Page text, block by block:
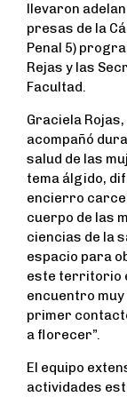
llevaron
presas de la
Penal 5)
Rejas y las
Facultad.
Graciela
acompañó
salud de las
tema álgido,
encierro
cuerpo de las
ciencias de la
espacio para
este territorio
encuentro
primer
a florecer”.
El equipo
actividades